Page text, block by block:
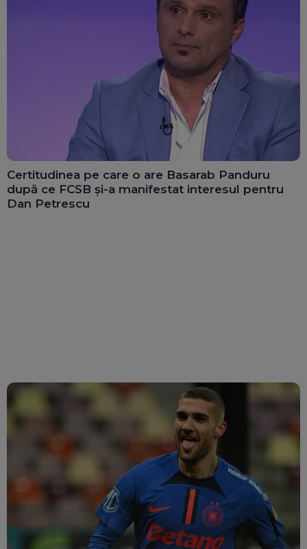
Certitudinea pe care o are Basarab Panduru
după ce FCSB și-a manifestat interesul pentru
Dan Petrescu